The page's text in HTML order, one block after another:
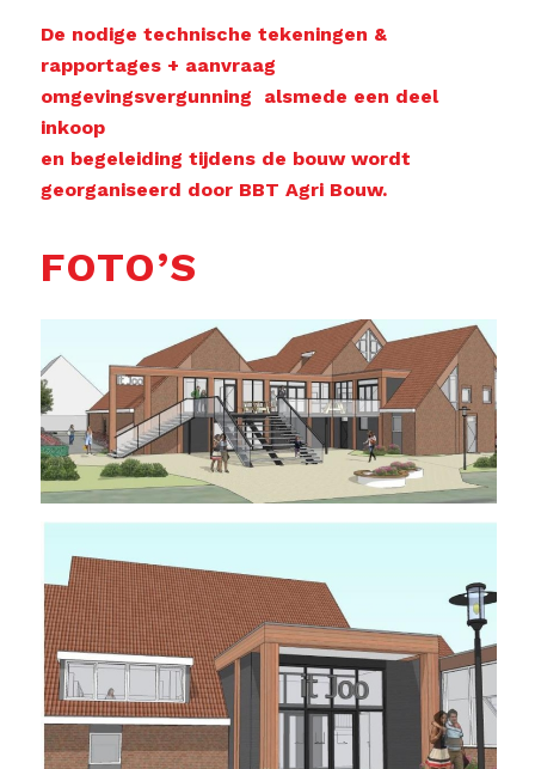
De nodige technische tekeningen &
rapportages + aanvraag
omgevingsvergunning alsmede een deel
inkoop
en begeleiding tijdens de bouw wordt
georganiseerd door BBT Agri Bouw.
FOTO’S